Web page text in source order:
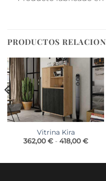
PRODUCTOS
Vitrina Kira
362,00€ - 418,00€Rango